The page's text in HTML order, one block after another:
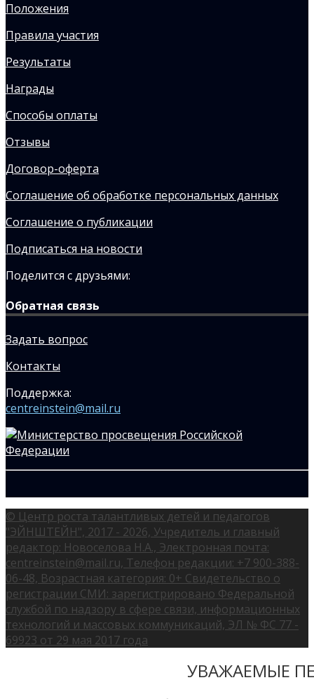
Положения
Правила участия
Результаты
Награды
Способы оплаты
Отзывы
Договор-оферта
Соглашение об обработке персональных данных
Соглашение о публикации
Подписаться на новости
Поделится с друзьями:
Обратная связь
Задать вопрос
Контакты
Поддержка:
centreinstein@mail.ru
© Центр роста талантливых детей и педагогов
"ЭЙНШТЕЙН", 2017 - 2026, Учредитель и главный
редактор: Новоселова Н.А., Электронная почта:
centreinstein@mail.ru, Телефон редакции: +7 900-388-
06-48, Возрастная категория: 0+ Свидетельство о
регистрации СМИ: зарегистрировано Федеральной
службой по надзору в сфере связи, информационных
технологий и массовых коммуникаций, ЭЛ № ФС 77 -
69923 от 29 мая 2017 года
УВАЖАЕМЫЕ